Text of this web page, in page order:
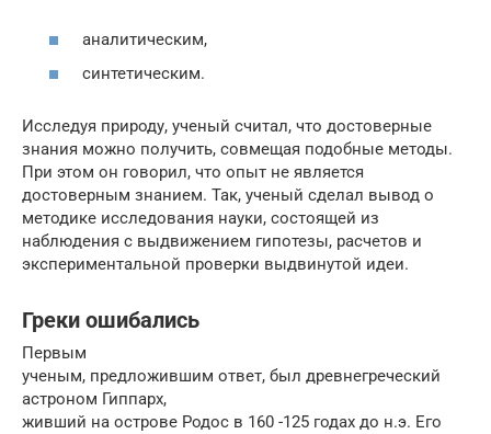
аналитическим,
синтетическим.
Исследуя природу, ученый считал, что достоверные
знания можно получить, совмещая подобные методы.
При этом он говорил, что опыт не является
достоверным знанием. Так, ученый сделал вывод о
методике исследования науки, состоящей из
наблюдения с выдвижением гипотезы, расчетов и
экспериментальной проверки выдвинутой идеи.
Греки ошибались
Первым
ученым, предложившим ответ, был древнегреческий
астроном Гиппарх,
живший на острове Родос в 160 -125 годах до н.э. Его